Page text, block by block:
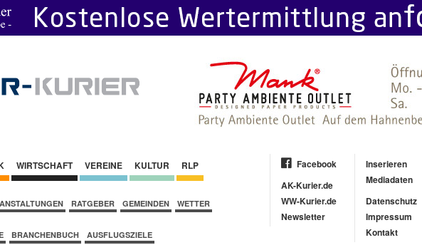
WIRTSCHAFT VEREINE KULTUR RLP
RATGEBER GEMEINDEN WETTER
BRANCHENBUCH AUSFLUGSZIELE
Facebook
AK-Kurier.de
WW-Kurier.de
Newsletter
Inserieren
Mediadaten
Datenschutz
Impressum
Kontakt